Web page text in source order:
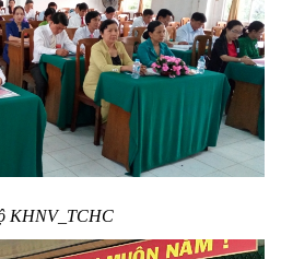
KHNV_TCHC